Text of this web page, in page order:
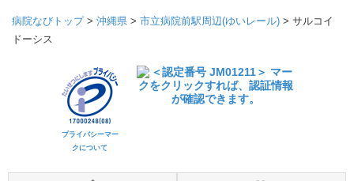
病院なびトップ> 沖縄県 > 市立病院前駅周辺(ゆいレール) > サルコイ
ドーシス
プライバシーマー
クについて